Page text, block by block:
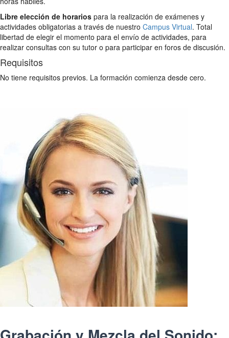
Libre elección de horarios para la realización de exámenes y
actividades obligatorias a través de nuestro Campus Virtual. Total
libertad de elegir el momento para el envío de actividades, para
realizar consultas con su tutor o para participar en foros de discusión.
Requisitos
No tiene requisitos previos. La formación comienza desde cero.